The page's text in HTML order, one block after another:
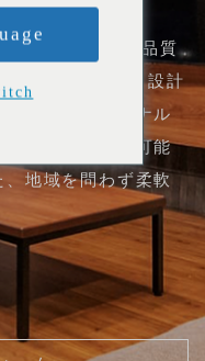
ーカーとして高品質
。建築・設計
、自社オリジナル
カスタマイズが可能
、地域を問わず柔軟